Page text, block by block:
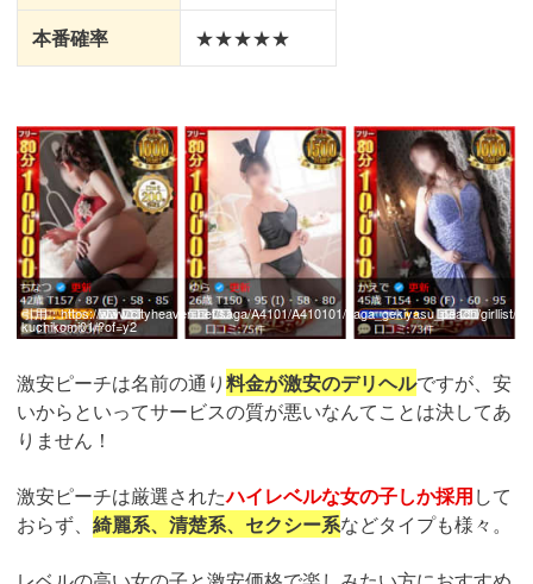
本番確率 ★★★★★
引用：https://www.cityheaven.net/saga/A4101/A410101/saga_gekiyasu_peach/girllist/
kuchikomi01/?of=y2
激安ピーチは名前の通り料金が激安のデリヘルですが、安
いからといってサービスの質が悪いなんてことは決してあ
りません！
激安ピーチは厳選されたハイレベルな女の子しか採用して
おらず、 綺麗系、清楚系、セクシー系などタイプも様々。